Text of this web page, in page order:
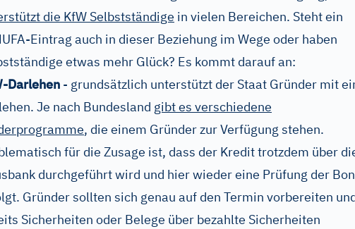
die KfW Selbstständige in vielen Bereichen. Steht ein
Eintrag auch in dieser Beziehung im Wege oder haben
etwas mehr Glück? Es kommt darauf an:
Darlehen - grundsätzlich unterstützt der Staat Gründer mit
Je nach Bundesland gibt es verschiedene
, die einem Gründer zur Verfügung stehen.
für die Zusage ist, dass der Kredit trotzdem über
durchgeführt wird und hier wieder eine Prüfung der
Gründer sollten sich genau auf den Termin vorbereiten
Sicherheiten oder Belege über bezahlte Sicherheiten